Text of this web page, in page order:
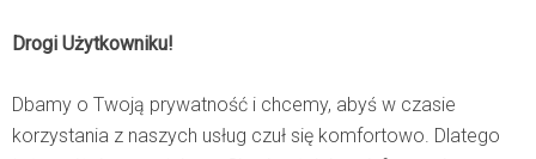
Drogi Użytkowniku!
Dbamy o Twoją prywatność i chcemy, abyś w czasie
korzystania z naszych usług czuł się komfortowo. Dlatego